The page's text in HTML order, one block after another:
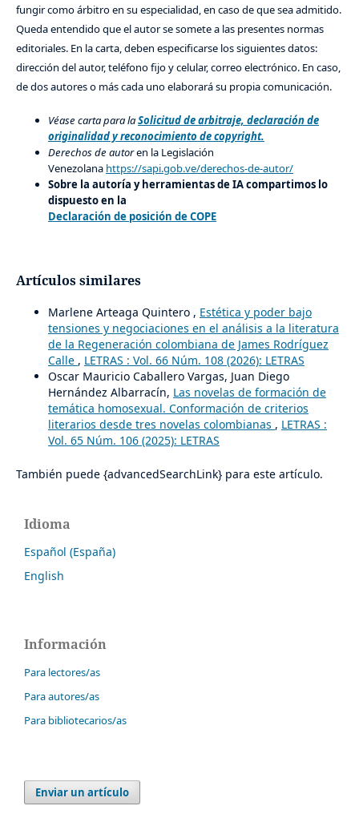
fungir como árbitro en su especialidad, en caso de que sea admitido.
Queda entendido que el autor se somete a las presentes normas
editoriales. En la carta, deben especificarse los siguientes datos:
dirección del autor, teléfono fijo y celular, correo electrónico. En caso,
de dos autores o más cada uno elaborará su propia comunicación.
Véase carta para laSolicitud de arbitraje, declaración de
originalidad y reconocimiento de copyright.
Derechos de autoren la Legislación
Venezolana https://sapi.gob.ve/derechos-de-autor/
Sobre la autoría y herramientas de IA compartimos lo
dispuesto en la
Declaración de posición de COPE
Artículos similares
Marlene Arteaga Quintero , Estética y poder bajo
tensiones y negociaciones en el análisis a la literatura
de la Regeneración colombiana de James Rodríguez
Calle , LETRAS : Vol. 66 Núm. 108 (2026): LETRAS
Oscar Mauricio Caballero Vargas, Juan Diego
Hernández Albarracín, Las novelas de formación de
temática homosexual. Conformación de criterios
literarios desde tres novelas colombianas , LETRAS :
Vol. 65 Núm. 106 (2025): LETRAS
También puede {advancedSearchLink} para este artículo.
Idioma
Español (España)
English
Información
Para lectores/as
Para autores/as
Para bibliotecarios/as
Enviar un artículo